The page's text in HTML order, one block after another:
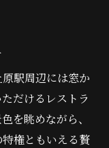
駅周辺には窓か
だけるレストラ
を眺めながら、
権ともいえる贅